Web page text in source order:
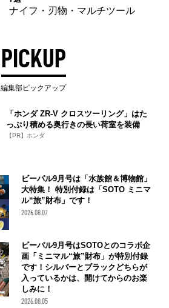
ナイフ・刃物・マルチツール
PICKUP
編集部ピックアップ
「ホンダ ZR-V クロスツーリング」はた
っぷり積める奥行きの長い荷室を装備
【PR】ホンダ
ビーパル9月号は「水族館＆博物館」
大特集！ 特別付録は「SOTO ミニマ
ル“旅”財布」です！
2026.08.07
ビーパル9月号はSOTOとのコラボ企
画「ミニマル“旅”財布」が特別付録
です！シルバーとブラックどちらが
入っているかは、開けてからのお楽
しみに！
2026.08.05